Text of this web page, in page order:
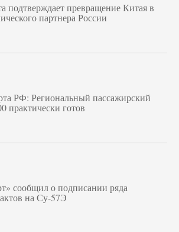
подтверждает превращение Китая в
партнера России
РФ: Региональный пассажирский
практически готов
сообщил о подписании ряда
на Су-57Э